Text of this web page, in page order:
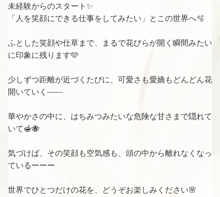
未経験からのスタート✨
「人を笑顔にできる仕事をしてみたい」とこの世界へ🫧
ふとした笑顔や仕草まで、まるで花びらが開く瞬間みたい
に印象に残ります🩵
少しずつ距離が近づくたびに、可愛さも愛嬌もどんどん花
開いていく――
華やかさの中に、はちみつみたいな危険な甘さまで隠れて
いて🍯🐝
気づけば、その笑顔も空気感も、頭の中から離れなくなっ
ているーーー
世界でひとつだけの花を、どうぞお楽しみください🌸